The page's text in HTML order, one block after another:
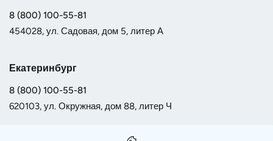
8 (800) 100-55-81
454028, ул. Садовая, дом 5, литер А
Екатеринбург
8 (800) 100-55-81
620103, ул. Окружная, дом 88, литер Ч